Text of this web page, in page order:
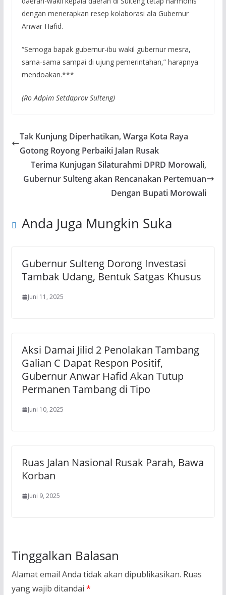
dengan menerapkan resep kolaborasi ala Gubernur
Anwar Hafid.
“Semoga bapak gubernur-ibu wakil gubernur mesra,
sama-sama sampai di ujung pemerintahan,” harapnya
mendoakan.***
(Ro Adpim Setdaprov Sulteng)
Tak Kunjung Diperhatikan, Warga Kota Raya
Gotong Royong Perbaiki Jalan Rusak
Terima Kunjugan Silaturahmi DPRD Morowali,
Gubernur Sulteng akan Rencanakan Pertemuan
Dengan Bupati Morowali
Anda Juga Mungkin Suka
Gubernur Sulteng Dorong Investasi
Tambak Udang, Bentuk Satgas Khusus
Juni 11, 2025
Aksi Damai Jilid 2 Penolakan Tambang
Galian C Dapat Respon Positif,
Gubernur Anwar Hafid Akan Tutup
Permanen Tambang di Tipo
Juni 10, 2025
Ruas Jalan Nasional Rusak Parah, Bawa
Korban
Juni 9, 2025
Tinggalkan Balasan
Alamat email Anda tidak akan dipublikasikan. Ruas
yang wajib ditandai *